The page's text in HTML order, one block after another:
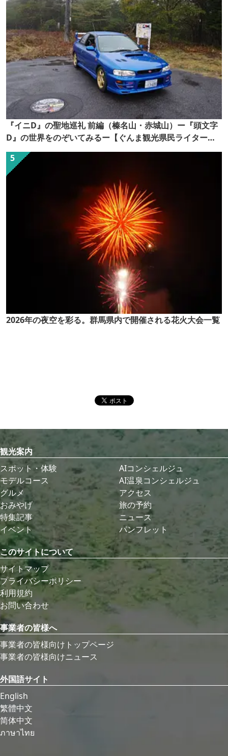
『イニD』の聖地巡礼 前編（榛名山・赤城山）ー『頭文字
D』の世界をのぞいてみるー【ぐんま観光県民ライター
（ぐん記者）】
2026年の夜空を彩る。群馬県内で開催される花火大会一覧
観光案内
スポット・体験
モデルコース
グルメ
おみやげ
特集記事
イベント
AIコンシェルジュ
AI温泉コンシェルジュ
アクセス
旅の予約
ニュース
パンフレット
このサイトについて
サイトマップ
プライバシーポリシー
利用規約
お問い合わせ
事業者の皆様へ
事業者の皆様向けトップページ
事業者の皆様向けニュース
外国語サイト
English
繁體中文
简体中文
ภาษาไทย